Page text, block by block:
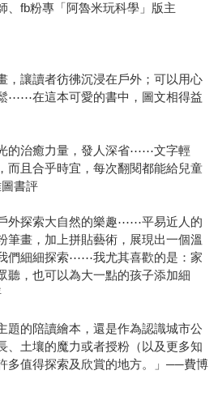
、fb粉專「阿魯米玩科學」版主
，讓讀者彷彿沉浸在戶外；可以用心
⋯⋯在這本可愛的書中，圖文相得益
的治癒力量，發人深省⋯⋯文字輕
而且合乎時宜，每次翻閱都能給兒童
書評
外探索大自然的樂趣⋯⋯平易近人的
筆畫，加上拼貼藝術，展現出一個溫
們細細探索⋯⋯我尤其喜歡的是：家
聽，也可以為大一點的孩子添加細
題的陪讀繪本，還是作為認識城市公
、土壤的魔力或者授粉（以及更多知
多值得探索及欣賞的地方。」──費博